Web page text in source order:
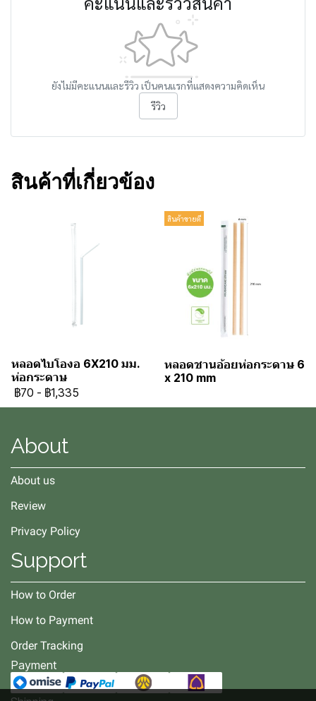
ยังไม่มีคะแนนและรีวิว เป็นคนแรกที่แสดงความคิดเห็น
รีวิว
สินค้าที่เกี่ยวข้อง
หลอดไบโองอ 6X210 มม.
ห่อกระดาษ
฿70 - ฿1,335
สินค้าขายดี
หลอดชานอ้อยห่อกระดาษ 6
x 210 mm
About
About us
Review
Privacy Policy
Support
How to Order
How to Payment
Order Tracking
Payment